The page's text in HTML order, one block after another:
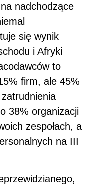
nadchodzące
się wynik
i Afryki
to
firm, ale 45%
38% organizacji
zespołach, a
na III